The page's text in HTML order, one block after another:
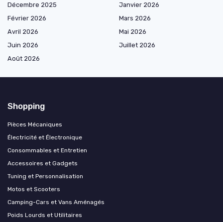
Décembre 2025
Janvier 2026
Février 2026
Mars 2026
Avril 2026
Mai 2026
Juin 2026
Juillet 2026
Août 2026
Shopping
Pièces Mécaniques
Électricité et Électronique
Consommables et Entretien
Accessoires et Gadgets
Tuning et Personnalisation
Motos et Scooters
Camping-Cars et Vans Aménagés
Poids Lourds et Utilitaires